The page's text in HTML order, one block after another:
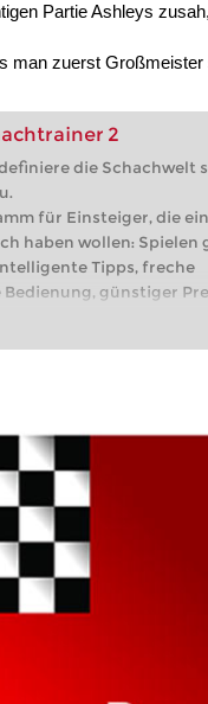
Partie Ashleys
man zuerst Großmeister
2
die Schachwelt
für Einsteiger, die
haben wollen: Spielen
Tipps, freche
günstiger
dieses Programm ist